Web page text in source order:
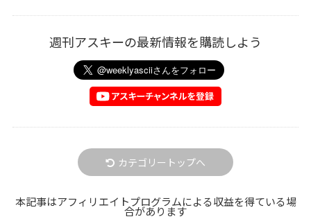
週刊アスキーの最新情報を購読しよう
カテゴリートップへ
本記事はアフィリエイトプログラムによる収益を得ている場
合があります